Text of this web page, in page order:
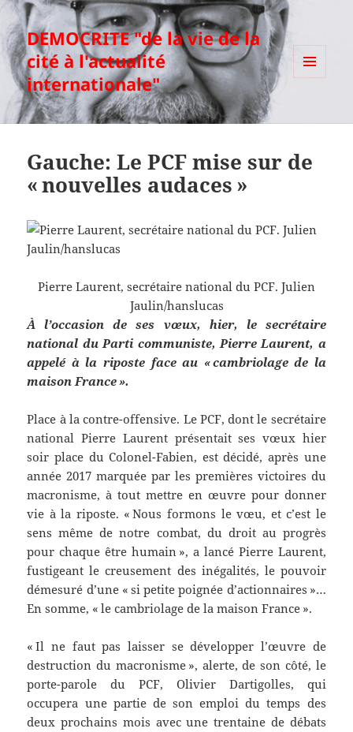
DEMOCRITE "de la vie de la
cité à l'actualité
internationale"
Gauche: Le PCF mise sur de
« nouvelles audaces »
Pierre Laurent, secrétaire national du PCF. Julien
Jaulin/hanslucas
À l’occasion de ses vœux, hier, le secrétaire
national du Parti communiste, Pierre Laurent, a
appelé à la riposte face au « cambriolage de la
maison France ».
Place à la contre-offensive. Le PCF, dont le secrétaire
national Pierre Laurent présentait ses vœux hier
soir place du Colonel-Fabien, est décidé, après une
année 2017 marquée par les premières victoires du
macronisme, à tout mettre en œuvre pour donner
vie à la riposte. « Nous formons le vœu, et c’est le
sens même de notre combat, du droit au progrès
pour chaque être humain », a lancé Pierre Laurent,
fustigeant le creusement des inégalités, le pouvoir
démesuré d’une « si petite poignée d’actionnaires »…
En somme, « le cambriolage de la maison France ».
« Il ne faut pas laisser se développer l’œuvre de
destruction du macronisme », alerte, de son côté, le
porte-parole du PCF, Olivier Dartigolles, qui
occupera une partie de son emploi du temps des
deux prochains mois avec une trentaine de débats